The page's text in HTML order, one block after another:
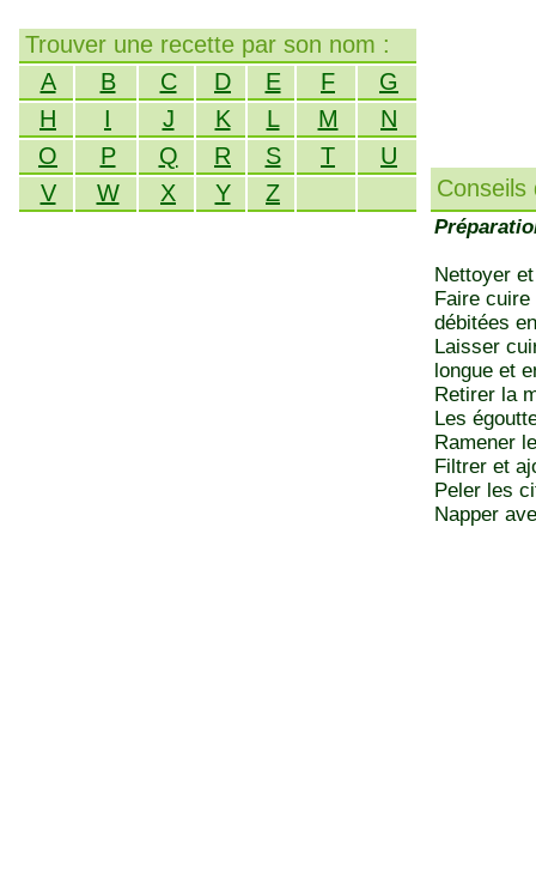
Trouver une recette par son nom :
A
B C D E F
G
H
I J K L M
N
O
P Q R S T
U
V
W X Y Z Conseils
Nettoyer
Faire
débitées
Laisser
longue et
Retirer la
Les
Ramener
Filtrer et
Peler les
Napper